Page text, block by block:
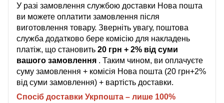
У разі замовлення службою доставки Нова пошта
ви можете оплатити замовлення після
виготовлення товару. Зверніть увагу, поштова
служба додатково бере комісію для накладень
платіж, що становить 20 грн + 2% від суми
вашого замовлення . Таким чином, ви оплачуєте
суму замовлення + комісія Нова пошта (20 грн+2%
від суми замовлення) + вартість доставки.
Спосіб доставки Укрпошта – лише 100%